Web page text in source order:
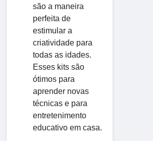
são a maneira
perfeita de
estimular a
criatividade para
todas as idades.
Esses kits são
ótimos para
aprender novas
técnicas e para
entretenimento
educativo em casa.